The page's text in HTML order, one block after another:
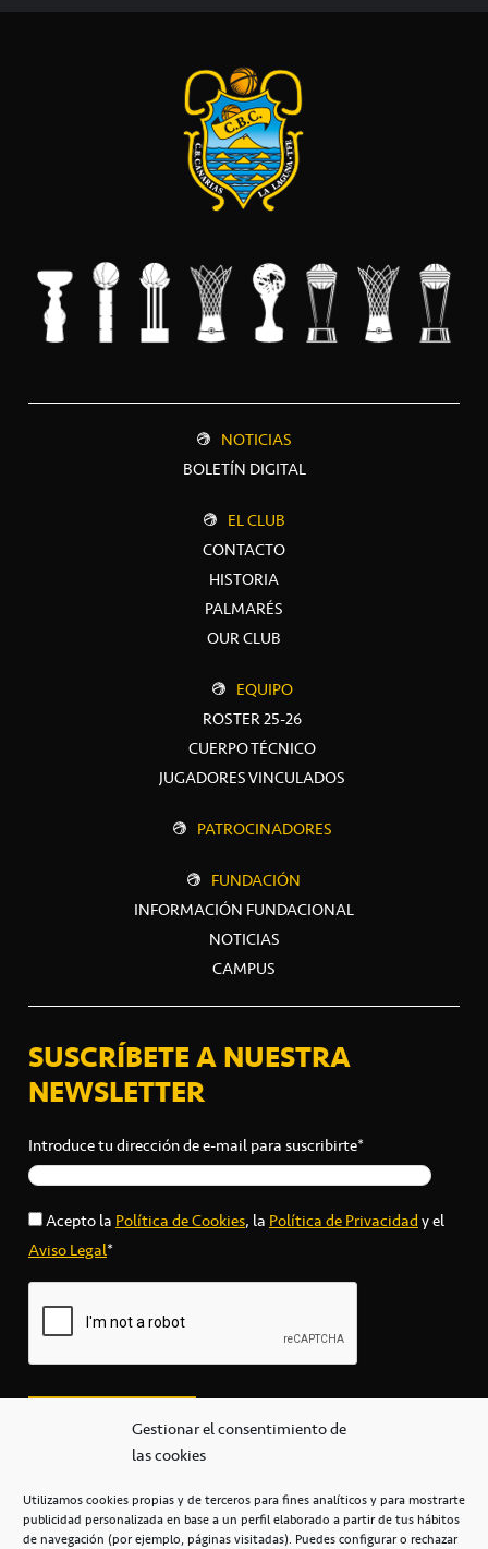
Gestionar el consentimiento de
las cookies
Utilizamos cookies propias y de terceros para fines analíticos y para mostrarte
publicidad personalizada en base a un perfil elaborado a partir de tus hábitos
de navegación (por ejemplo, páginas visitadas). Puedes configurar o rechazar
NOTICIAS
BOLETÍN DIGITAL
EL CLUB
CONTACTO
HISTORIA
PALMARÉS
OUR CLUB
EQUIPO
ROSTER 25-26
CUERPO TÉCNICO
JUGADORES VINCULADOS
PATROCINADORES
FUNDACIÓN
INFORMACIÓN FUNDACIONAL
NOTICIAS
CAMPUS
SUSCRÍBETE A NUESTRA
NEWSLETTER
Introduce tu dirección de e-mail para suscribirte*
Acepto laPolítica de Cookies, laPolítica de Privacidady el
Aviso Legal*
secretaria@cbcanarias.es